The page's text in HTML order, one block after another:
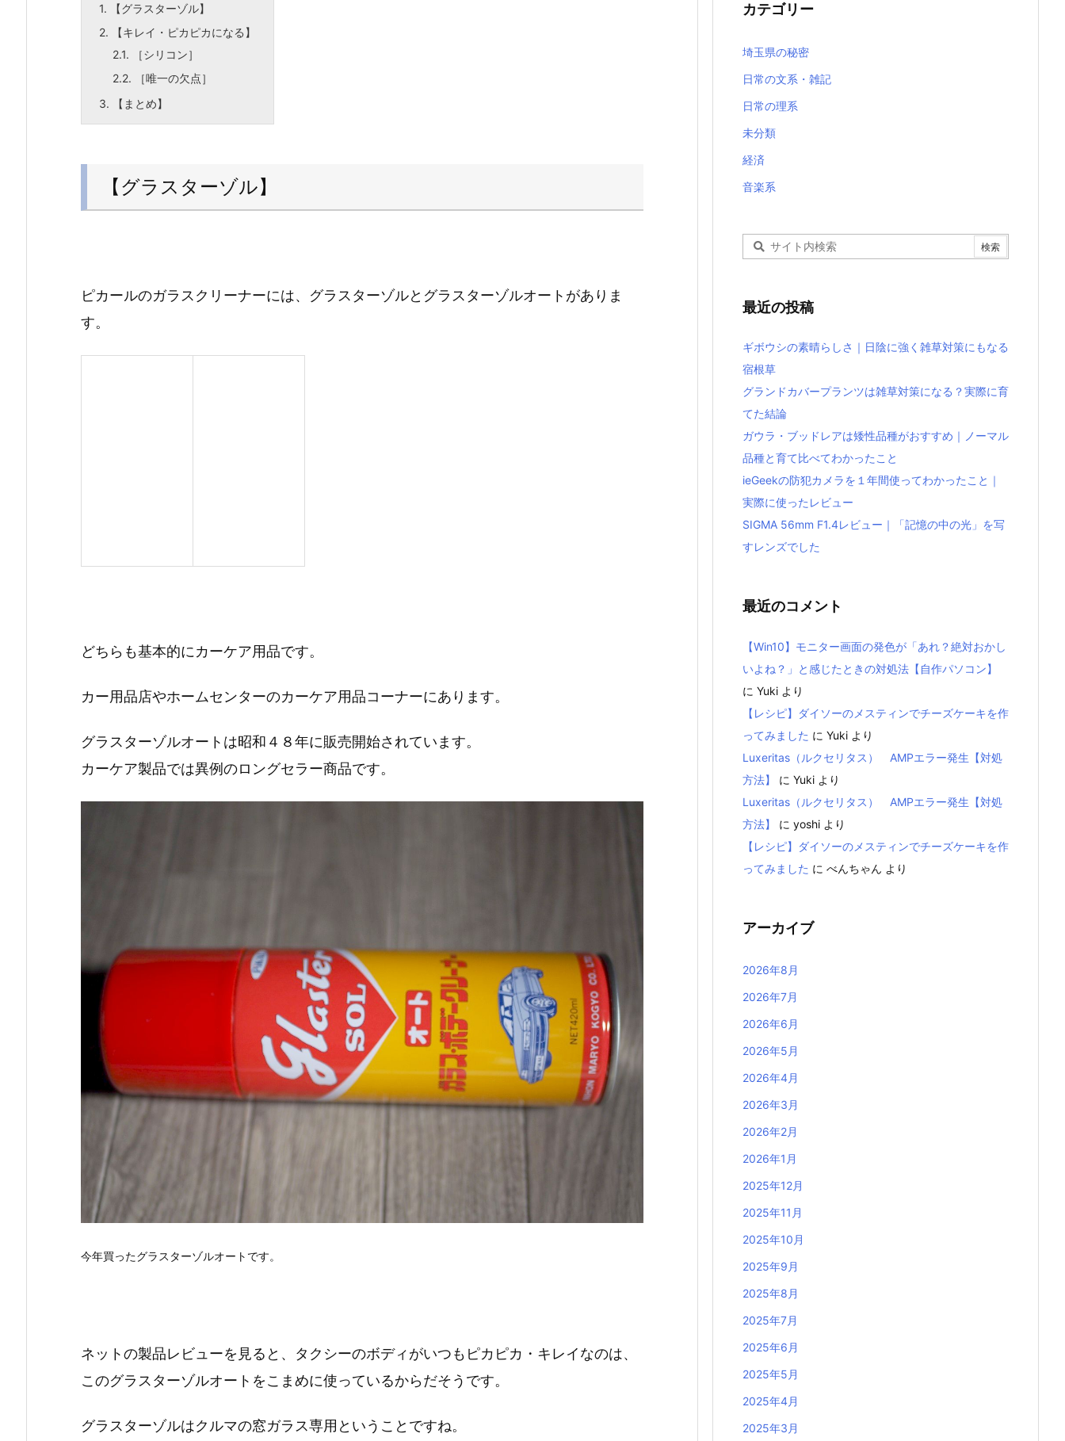
1. 【グラスターゾル】
2. 【キレイ・ピカピカになる】
2.1. ［シリコン］
2.2. ［唯一の欠点］
3. 【まとめ】
【グラスターゾル】
ピカールのガラスクリーナーには、グラスターゾルとグラスターゾルオートがありま
す。
どちらも基本的にカーケア用品です。
カー用品店やホームセンターのカーケア用品コーナーにあります。
グラスターゾルオートは昭和４８年に販売開始されています。
カーケア製品では異例のロングセラー商品です。
今年買ったグラスターゾルオートです。
ネットの製品レビューを見ると、タクシーのボディがいつもピカピカ・キレイなのは、
このグラスターゾルオートをこまめに使っているからだそうです。
グラスターゾルはクルマの窓ガラス専用ということですね。
カテゴリー
埼玉県の秘密
日常の文系・雑記
日常の理系
未分類
経済
音楽系
最近の投稿
ギボウシの素晴らしさ｜日陰に強く雑草対策にもなる
宿根草
グランドカバープランツは雑草対策になる？実際に育
てた結論
ガウラ・ブッドレアは矮性品種がおすすめ｜ノーマル
品種と育て比べてわかったこと
ieGeekの防犯カメラを１年間使ってわかったこと｜
実際に使ったレビュー
SIGMA 56mm F1.4レビュー｜「記憶の中の光」を写
すレンズでした
最近のコメント
【Win10】モニター画面の発色が「あれ？絶対おかし
いよね？」と感じたときの対処法【自作パソコン】
に Yuki より
【レシピ】ダイソーのメスティンでチーズケーキを作
ってみました に Yuki より
Luxeritas（ルクセリタス） AMPエラー発生【対処
方法】
に Yuki より
Luxeritas（ルクセリタス） AMPエラー発生【対処
方法】
に yoshi より
【レシピ】ダイソーのメスティンでチーズケーキを作
ってみました に べんちゃん より
アーカイブ
2026年8月
2026年7月
2026年6月
2026年5月
2026年4月
2026年3月
2026年2月
2026年1月
2025年12月
2025年11月
2025年10月
2025年9月
2025年8月
2025年7月
2025年6月
2025年5月
2025年4月
2025年3月